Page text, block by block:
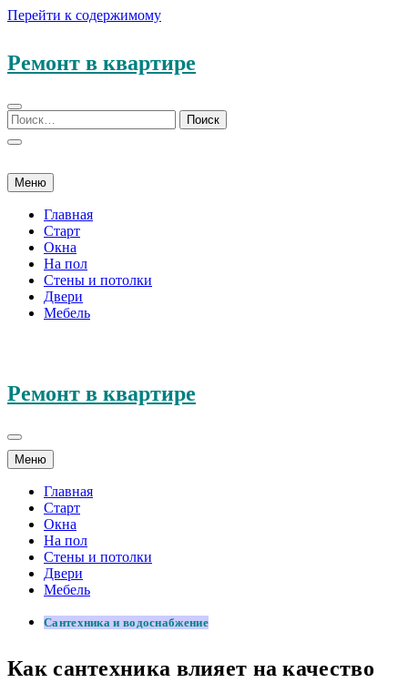
Перейти к содержимому
Ремонт в квартире
Меню
Главная
Старт
Окна
На пол
Стены и потолки
Двери
Мебель
Ремонт в квартире
Меню
Главная
Старт
Окна
На пол
Стены и потолки
Двери
Мебель
Сантехника и водоснабжение
Как сантехника влияет на качество